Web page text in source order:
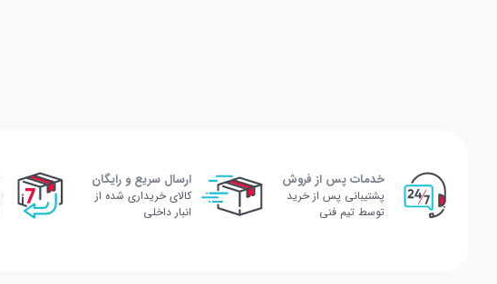
خدمات پس از فروش
پشتیبانی پس از خرید
توسط تیم فنی
ارسال سریع و رایگان
کالای خریداری شده از
انبار داخلی